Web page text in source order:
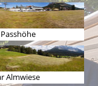
Almwiese